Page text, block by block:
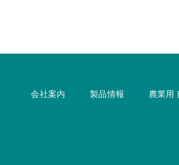
会社案内 製品情報 農業用